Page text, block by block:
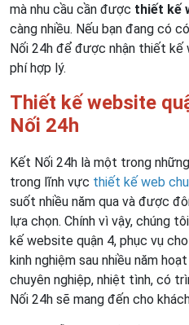
mà nhu cầu cần được thiết kế
càng nhiều. Nếu bạn đang có
Nối 24h để được nhận thiết kế
phí hợp lý.
Thiết kế website
Nối 24h
Kết Nối 24h là một trong
trong lĩnh vực thiết kế web
suốt nhiều năm qua và được
lựa chọn. Chính vì vậy, chúng
kế website quận 4, phục vụ
kinh nghiệm sau nhiều năm
chuyên nghiệp, nhiệt tình, có
Nối 24h sẽ mang đến cho